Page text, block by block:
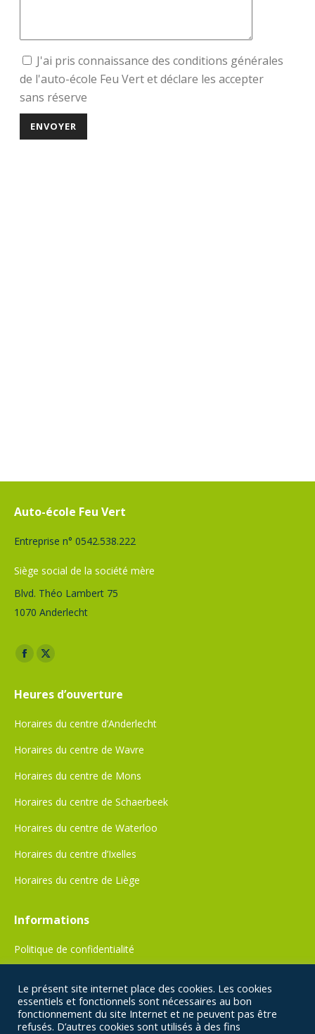
Auto-école Feu Vert
Entreprise n° 0542.538.222
Siège social de la société mère
Blvd. Théo Lambert 75
1070 Anderlecht
Trouvez nous sur :
Facebook
opens
window
X
opens
window
Heures d’ouverture
Horaires du centre d’Anderlecht
Horaires du centre de Wavre
Horaires du centre de Mons
Horaires du centre de Schaerbeek
Horaires du centre de Waterloo
Horaires du centre d’Ixelles
Horaires du centre de Liège
Informations
Politique de confidentialité
Légal
À propos
Le présent site internet place des cookies. Les cookies
essentiels et fonctionnels sont nécessaires au bon
fonctionnement du site Internet et ne peuvent pas être
refusés. D’autres cookies sont utilisés à des fins